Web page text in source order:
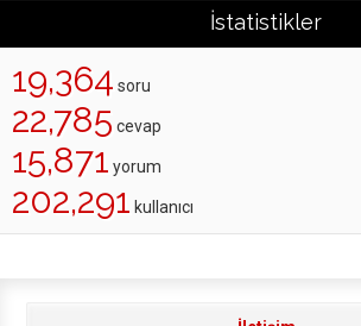
İstatistikler
19,364 soru
22,785 cevap
15,871 yorum
202,291 kullanıcı